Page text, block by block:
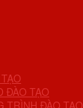
ĐÀO TẠO